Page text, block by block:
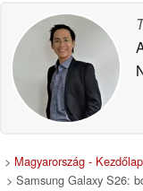
> Magyarország - Kezdőlap
> Samsung Galaxy S26: